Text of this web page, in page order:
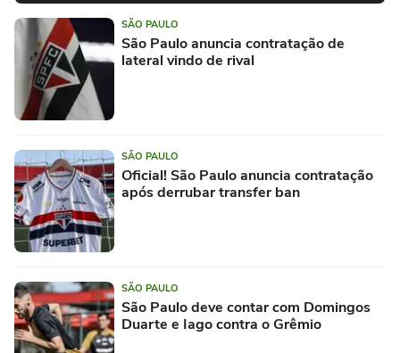
SÃO PAULO
São Paulo anuncia contratação de
lateral vindo de rival
SÃO PAULO
Oficial! São Paulo anuncia contratação
após derrubar transfer ban
SÃO PAULO
São Paulo deve contar com Domingos
Duarte e Iago contra o Grêmio